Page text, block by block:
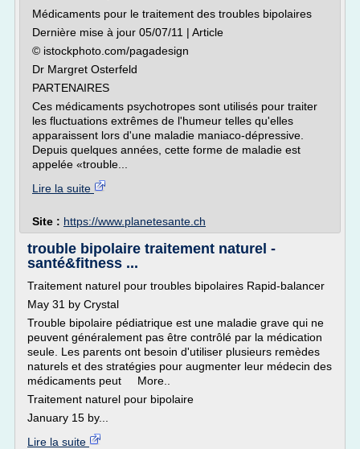
Médicaments pour le traitement des troubles bipolaires
Dernière mise à jour 05/07/11 | Article
© istockphoto.com/pagadesign
Dr Margret Osterfeld
PARTENAIRES
Ces médicaments psychotropes sont utilisés pour traiter
les fluctuations extrêmes de l'humeur telles qu'elles
apparaissent lors d'une maladie maniaco-dépressive.
Depuis quelques années, cette forme de maladie est
appelée «trouble...
Lire la suite
Site : https://www.planetesante.ch
trouble bipolaire traitement naturel -
santé&fitness ...
Traitement naturel pour troubles bipolaires Rapid-balancer
May 31 by Crystal
Trouble bipolaire pédiatrique est une maladie grave qui ne
peuvent généralement pas être contrôlé par la médication
seule. Les parents ont besoin d'utiliser plusieurs remèdes
naturels et des stratégies pour augmenter leur médecin des
médicaments peut More..
Traitement naturel pour bipolaire
January 15 by...
Lire la suite